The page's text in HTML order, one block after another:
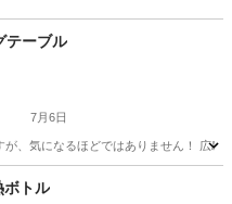
テーブル
7月6日
、気になるほどではありません！ 広
ボトル